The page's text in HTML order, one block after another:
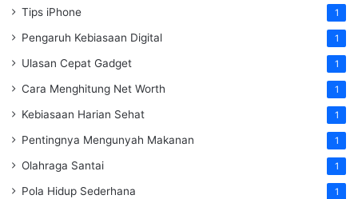
Tips iPhone 1
Pengaruh Kebiasaan Digital 1
Ulasan Cepat Gadget 1
Cara Menghitung Net Worth 1
Kebiasaan Harian Sehat 1
Pentingnya Mengunyah Makanan 1
Olahraga Santai 1
Pola Hidup Sederhana 1